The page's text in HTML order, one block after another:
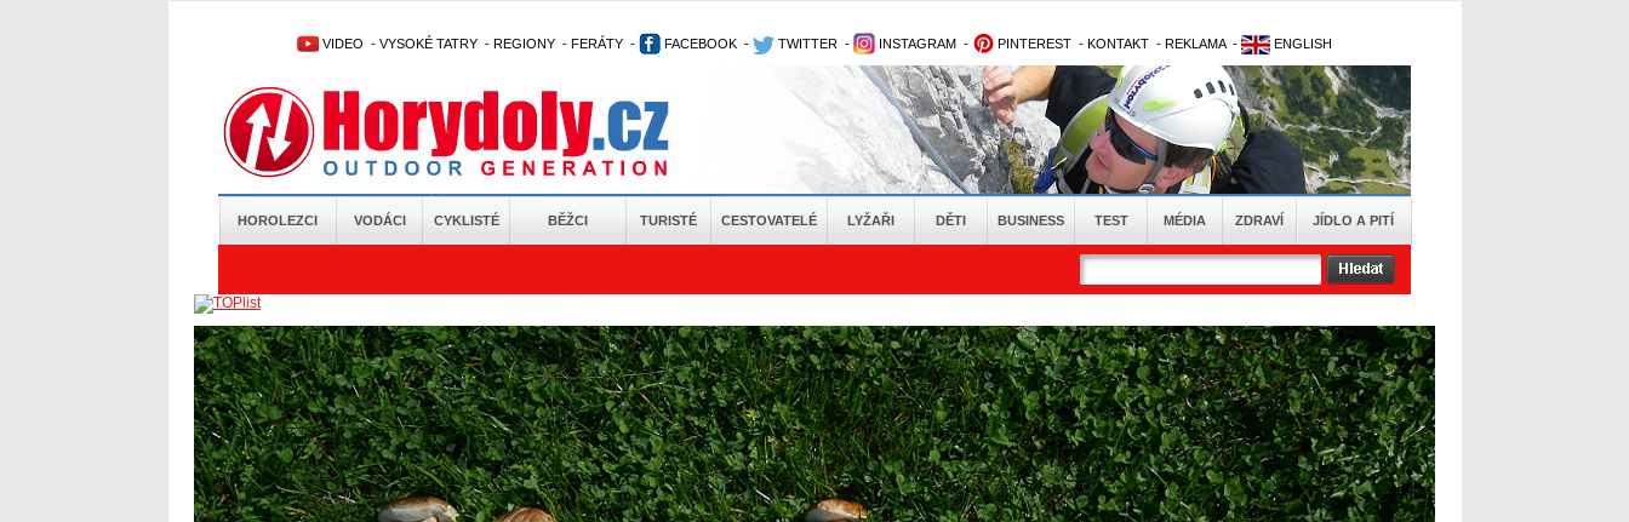
VIDEO - VYSOKÉ TATRY - REGIONY - FERÁTY - FACEBOOK - TWITTER - INSTAGRAM - PINTEREST - KONTAKT - REKLAMA - ENGLISH
HOROLEZCI VODÁCI CYKLISTÉ BĚŽCI TURISTÉ CESTOVATELÉ LYŽAŘI DĚTI BUSINESS TEST MÉDIA ZDRAVÍ JÍDLO A PITÍ